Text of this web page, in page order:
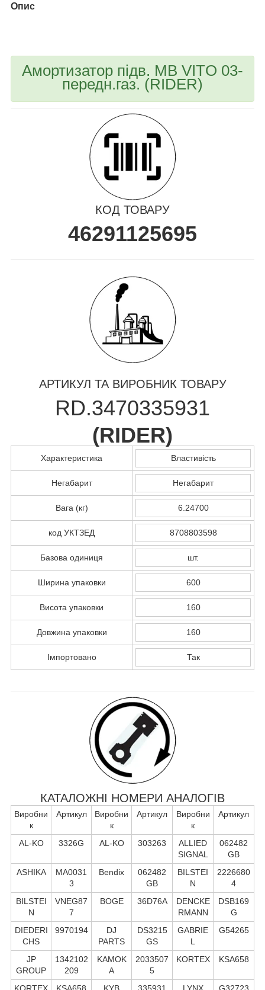
Опис
Амортизатор підв. MB VITO 03-
передн.газ. (RIDER)
КОД ТОВАРУ
46291125695
АРТИКУЛ ТА ВИРОБНИК ТОВАРУ
RD.3470335931
(RIDER)
Характеристика Властивість
Негабарит Негабарит
Вага (кг) 6.24700
код УКТЗЕД 8708803598
Базова одиниця шт.
Ширина упаковки 600
Висота упаковки 160
Довжина упаковки 160
Імпортовано Так
КАТАЛОЖНІ НОМЕРИ АНАЛОГІВ
Виробни
к
Артикул
Виробни
к
Артикул
Виробни
к
Артикул
AL-KO 3326G AL-KO 303263
ALLIED
SIGNAL
062482
GB
ASHIKA
MA0031
3
Bendix
062482
GB
BILSTEI
N
2226680
4
BILSTEI
N
VNEG87
7
BOGE 36D76A
DENCKE
RMANN
DSB169
G
DIEDERI
CHS
9970194
DJ
PARTS
DS3215
GS
GABRIE
L
G54265
JP
GROUP
1342102
209
KAMOK
A
2033507
5
KORTEX KSA658
KORTEX KSA658 KYB 335931 LYNX G32723